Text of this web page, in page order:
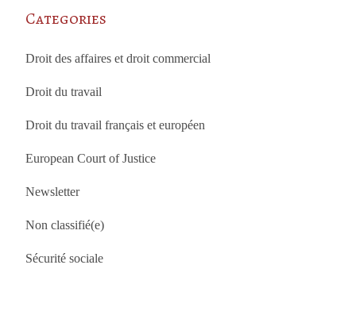
Categories
Droit des affaires et droit commercial
Droit du travail
Droit du travail français et européen
European Court of Justice
Newsletter
Non classifié(e)
Sécurité sociale